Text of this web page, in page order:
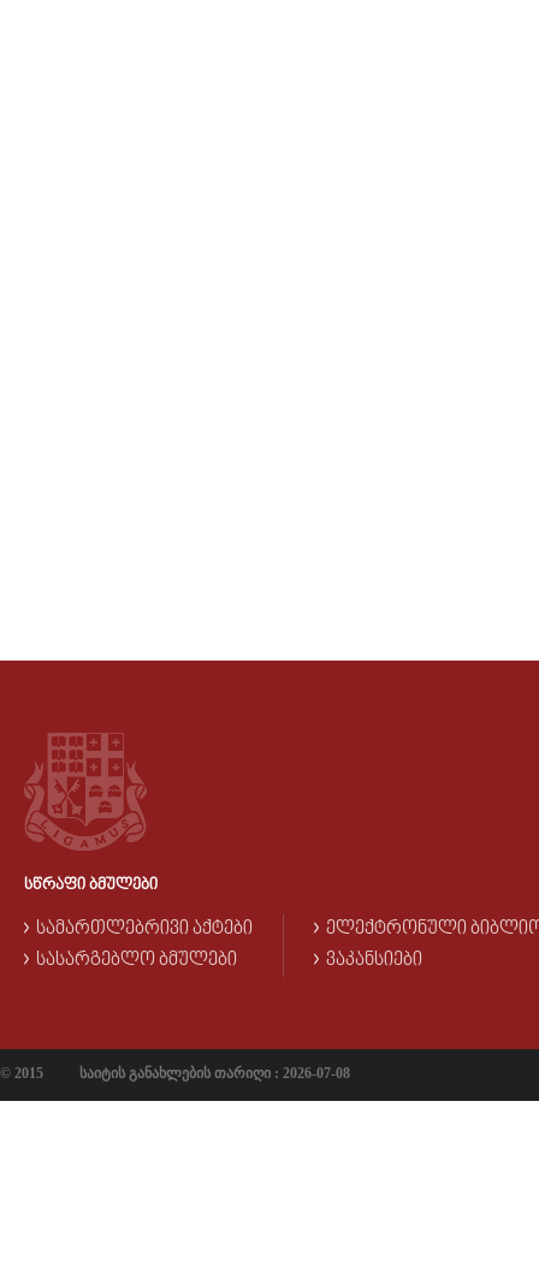
ᲡᲬᲠᲐᲤᲘ ᲑᲛᲣᲚᲔᲑᲘ
ᲡᲐᲛᲐᲠᲗᲚᲔᲑᲠᲘᲕᲘ ᲐᲥᲢᲔᲑᲘ
ᲡᲐᲡᲐᲠᲒᲔᲑᲚᲝ ᲑᲛᲣᲚᲔᲑᲘ
ᲔᲚᲔᲥᲢᲠᲝᲜᲣᲚᲘ
ᲕᲐᲙᲐᲜᲡᲘᲔᲑᲘ
© 2015 საიტის განახლების თარიღი : 2026-07-08